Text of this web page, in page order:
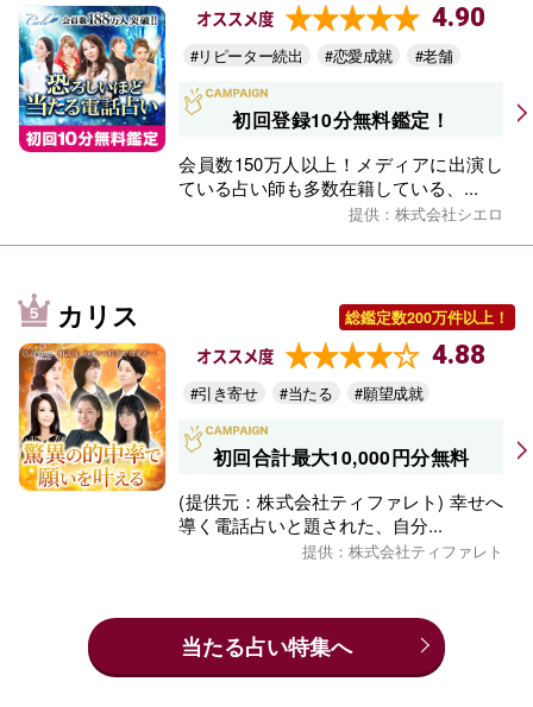
オススメ度 4.90
#リピーター続出 #恋愛成就 #老舗
初回登録10分無料鑑定！
会員数150万人以上！メディアに出演し
ている占い師も多数在籍している、...
提供：株式会社シエロ
カリス 総鑑定数200万件以上！
オススメ度 4.88
#引き寄せ #当たる #願望成就
初回合計最大10,000円分無料
(提供元：株式会社ティファレト) 幸せへ
導く電話占いと題された、自分...
提供：株式会社ティファレト
当たる占い特集へ